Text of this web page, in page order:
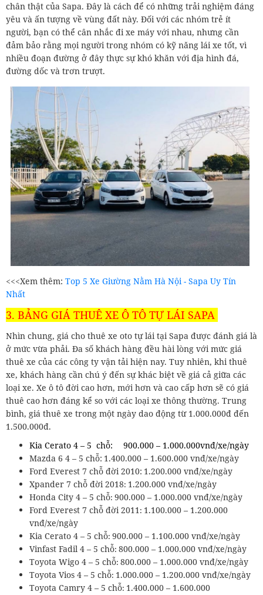
chân thật của Sapa. Đây là cách để có những trải nghiệm đáng
yêu và ấn tượng về vùng đất này. Đối với các nhóm trẻ ít
người, bạn có thể cân nhắc đi xe máy với nhau, nhưng cần
đảm bảo rằng mọi người trong nhóm có kỹ năng lái xe tốt, vì
nhiều đoạn đường ở đây thực sự khó khăn với địa hình đá,
đường dốc và trơn trượt.
<<<Xem thêm: Top 5 Xe Giường Nằm Hà Nội - Sapa Uy Tín
Nhất
3. BẢNG GIÁ THUÊ XE Ô TÔ TỰ LÁI SAPA
Nhìn chung, giá cho thuê xe oto tự lái tại Sapa được đánh giá là
ở mức vừa phải. Đa số khách hàng đều hài lòng với mức giá
thuê xe của các công ty vận tải hiện nay. Tuy nhiên, khi thuê
xe, khách hàng cần chú ý đến sự khác biệt về giá cả giữa các
loại xe. Xe ô tô đời cao hơn, mới hơn và cao cấp hơn sẽ có giá
thuê cao hơn đáng kể so với các loại xe thông thường. Trung
bình, giá thuê xe trong một ngày dao động từ 1.000.000đ đến
1.500.000đ.
Kia Cerato 4 – 5 chỗ:
900.000 – 1.000.000vnđ/xe/ngày
Mazda 6 4 – 5 chỗ: 1.400.000 – 1.600.000 vnđ/xe/ngày
Ford Everest 7 chỗ đời 2010: 1.200.000 vnđ/xe/ngày
Xpander 7 chỗ đời 2018: 1.200.000 vnđ/xe/ngày
Honda City 4 – 5 chỗ: 900.000 – 1.000.000 vnđ/xe/ngày
Ford Everest 7 chỗ đời 2011: 1.100.000 – 1.200.000
vnđ/xe/ngày
Kia Cerato 4 – 5 chỗ: 900.000 – 1.100.000 vnđ/xe/ngày
Vinfast Fadil 4 – 5 chỗ: 800.000 – 1.000.000 vnđ/xe/ngày
Toyota Wigo 4 – 5 chỗ: 800.000 – 1.000.000 vnđ/xe/ngày
Toyota Vios 4 – 5 chỗ: 1.000.000 – 1.200.000 vnđ/xe/ngày
Toyota Camry 4 – 5 chỗ: 1.400.000 – 1.600.000